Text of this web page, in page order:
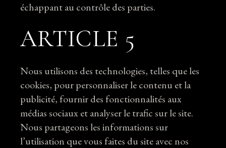
échappant au contrôle des parties.
ARTICLE 5
Nous utilisons des technologies, telles que les
cookies, pour personnaliser le contenu et la
publicité, fournir des fonctionnalités aux
médias sociaux et analyser le trafic sur le site.
Nous partageons les informations sur
l’utilisation que vous faites du site avec nos